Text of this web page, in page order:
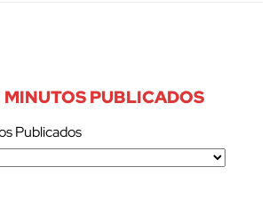
MINUTOS PUBLICADOS
Publicados